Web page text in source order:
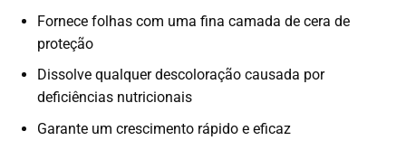
Fornece folhas com uma fina camada de cera de
proteção
Dissolve qualquer descoloração causada por
deficiências nutricionais
Garante um crescimento rápido e eficaz